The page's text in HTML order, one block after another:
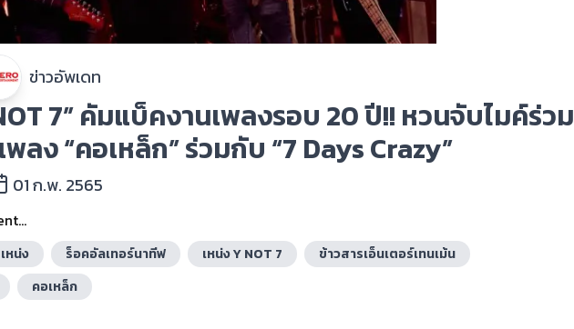
ข่าวอัพเดท
7” คัมแบ็คงานเพลงรอบ 20 ปี!! หวนจับไมค์ร่วม
ลง “คอเหล็ก” ร่วมกับ “7 Days Crazy”
01 ก.พ. 2565
เหน่ง ร็อคอัลเทอร์นาทีฟ เหน่ง Y NOT 7
ข้าวสารเอ็นเตอร์เทนเม้น
คอเหล็ก